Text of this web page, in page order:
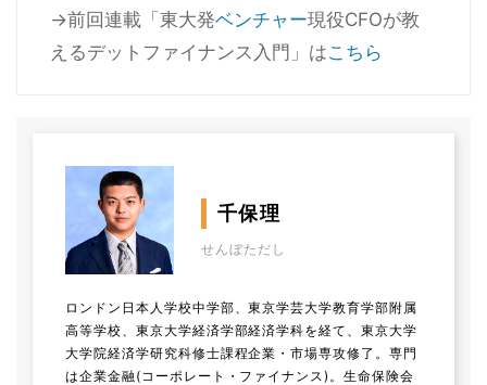
→前回連載「東大発ベンチャー現役CFOが教
えるデットファイナンス入門」はこちら
千保理
せんぼただし
ロンドン日本人学校中学部、東京学芸大学教育学部附属
高等学校、東京大学経済学部経済学科を経て、東京大学
大学院経済学研究科修士課程企業・市場専攻修了。専門
は企業金融(コーポレート・ファイナンス)。生命保険会